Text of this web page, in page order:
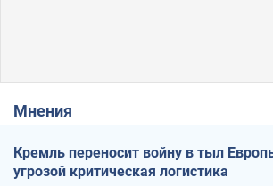
Мнения
Кремль переносит войну в тыл
угрозой критическая логистика